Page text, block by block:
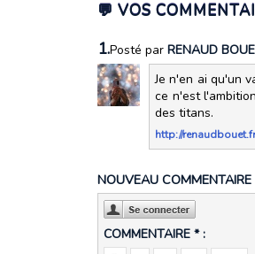
💬 VOS
1.Posté par RENAUD
Je n'en ai qu'un
ce n'est
des titans.
http://
NOUVEAU COMMENTAIRE
COMMENTAIRE * :